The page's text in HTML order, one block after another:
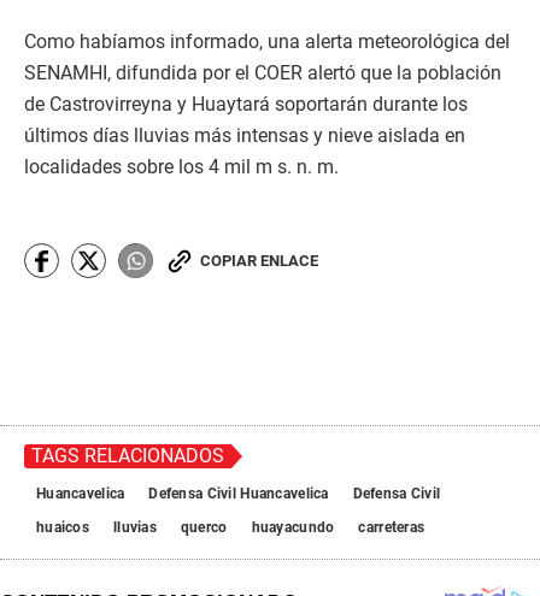
Como habíamos informado, una alerta meteorológica del
SENAMHI, difundida por el COER alertó que la población
de Castrovirreyna y Huaytará soportarán durante los
últimos días lluvias más intensas y nieve aislada en
localidades sobre los 4 mil m s. n. m.
COPIAR ENLACE
TAGS RELACIONADOS
Huancavelica Defensa Civil Huancavelica
Defensa Civil
huaicos
lluvias querco huayacundo carreteras